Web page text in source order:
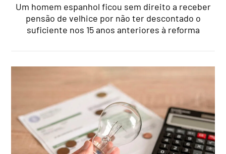
Um homem espanhol ficou sem direito a receber
pensão de velhice por não ter descontado o
suficiente nos 15 anos anteriores à reforma